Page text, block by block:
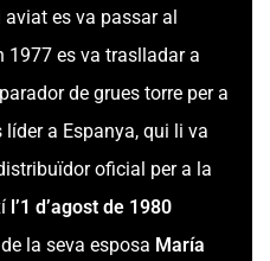
aviat es va passar al
1977 es va traslladar a
de grues torre per a
líder a Espanya, qui li va
oficial per a la
l’1 d’agost de 1980
la seva esposa María